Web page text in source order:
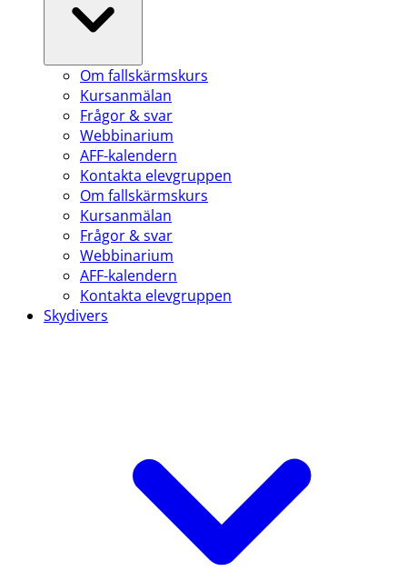
Om fallskärmskurs
Kursanmälan
Frågor & svar
Webbinarium
AFF-kalendern
Kontakta elevgruppen
Om fallskärmskurs
Kursanmälan
Frågor & svar
Webbinarium
AFF-kalendern
Kontakta elevgruppen
Skydivers